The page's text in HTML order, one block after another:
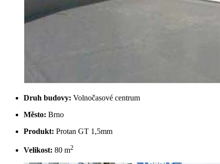
Druh budovy: Volnočasové centrum
Město: Brno
Produkt: Protan GT 1,5mm
Velikost: 80 m2